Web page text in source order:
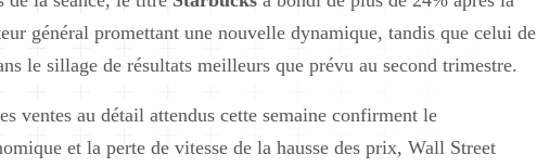
général promettant une nouvelle dynamique, tandis que celui de
le sillage de résultats meilleurs que prévu au second trimestre.
ventes au détail attendus cette semaine confirment le
et la perte de vitesse de la hausse des prix, Wall Street